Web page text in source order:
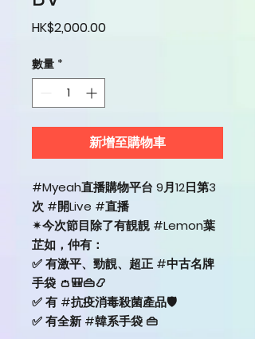
HK$2,000.00價格
數量 *
新增至購物車
#Myeah直播購物平台 9月12日第3
次 #開Live #直播
✴今次節目除了有靚靚 #Lemon葉
芷如，仲有：
✅ 有激平、勁靚、超正 #中古名牌
手袋 👛🎒👜📿
✅ 有 #抗疫消毒殺菌產品🛡
✅ 有全新 #韓系手袋 👜